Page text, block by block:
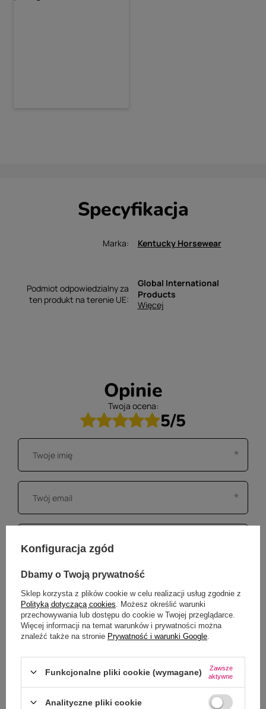
Specyfikacja
Marka Kentucky Horsewear
Podmiot odpowiedzialny za
ten produkt na terenie UE
Global International
Products
Więcej
Opinie
Twoja ocena:
5/5
Dodaj własne zdjęcie produktu:
Wybierz plik
Nie wybrano pliku
Konfiguracja zgód
Dbamy o Twoją prywatność
Sklep korzysta z plików cookie w celu realizacji usług zgodnie z
Polityką dotyczącą cookies . Możesz określić warunki
przechowywania lub dostępu do cookie w Twojej przeglądarce.
Więcej informacji na temat warunków i prywatności można
znaleźć także na stronie Prywatność i warunki Google
Funkcjonalne pliki cookie (wymagane)
Zawsze
aktywne
Analityczne pliki cookie